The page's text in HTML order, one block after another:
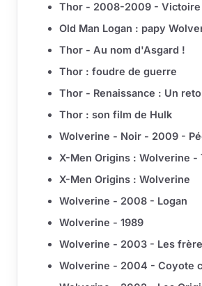
Thor - 2008-2009 - Victoire
Old Man Logan : papy
Thor - Au nom d'Asgard !
Thor : foudre de guerre
Thor - Renaissance : Un
Thor : son film de Hulk
Wolverine - Noir - 2009 -
X-Men Origins : Wolverine -
X-Men Origins : Wolverine
Wolverine - 2008 - Logan
Wolverine - 1989
Wolverine - 2003 - Les
Wolverine - 2004 - Coyote